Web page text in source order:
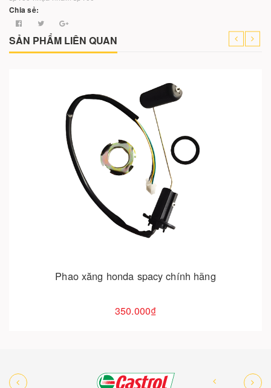
Chia sẻ:
SẢN PHẨM LIÊN QUAN
Cho vào giỏ hàng